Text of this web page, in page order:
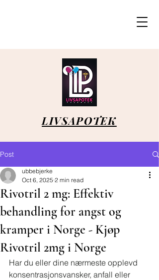
LIVSAPOTEK
Post
Rivotril 2 mg: Effektiv
behandling for angst og
kramper i Norge - Kjøp
Rivotril 2mg i Norge
ubbebjerke
Oct 6, 2025 2 min read
Har du eller dine nærmeste opplevd
konsentrasjonsvansker, anfall eller